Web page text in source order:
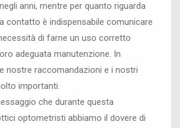
anni, mentre per quanto riguarda
contatto è indispensabile comunicare
di farne un uso corretto
adeguata manutenzione. In
nostre raccomandazioni e i nostri
importanti.
che durante questa
optometristi abbiamo il dovere di